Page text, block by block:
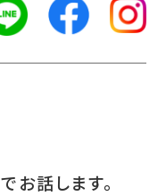
お話します。